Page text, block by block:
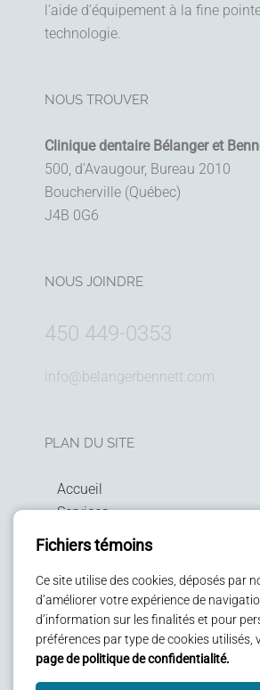
l’aide d’équipement à la fine
technologie.
NOUS TROUVER
Clinique dentaire Bélanger et
500, d’Avaugour, Bureau 2010
Boucherville (Québec)
J4B 0G6
NOUS JOINDRE
450 449-0353
info@belangerbennett.com
PLAN DU SITE
Accueil
Services
Technologies
Patients
Enfants
Blog
Nous joindre
Fichiers témoins
Ce site utilise des cookies, déposés par
d’améliorer votre expérience de
d’information sur les finalités et pour
préférences par type de cookies utilisés,
page de politique de confidentialité.